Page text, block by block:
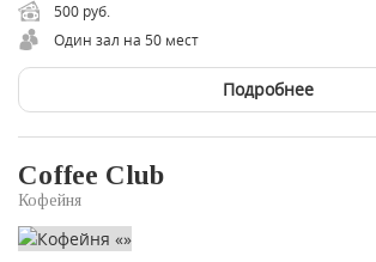
500 руб.
Один зал на 50 мест
Подробнее
Coffee Сlub
Кофейня